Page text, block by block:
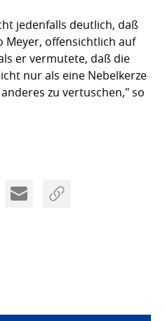
jedenfalls deutlich, daß
Meyer, offensichtlich auf
er vermutete, daß die
nur als eine Nebelkerze
zu vertuschen," so